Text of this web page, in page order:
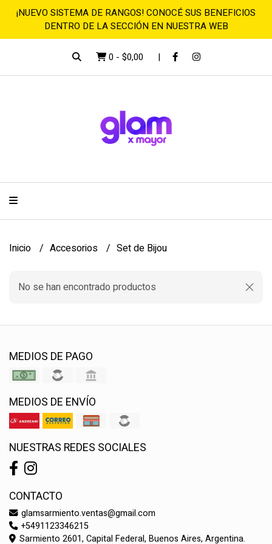
¡NUEVO SISTEMA DE RANGOS! CONOCÉ SUS BENEFICIOS
DENTRO DE LA SECCIÓN EN NUESTRA WEB
0 - $0,00
Inicio Accesorios Set de Bijou
No se han encontrado productos
MEDIOS DE PAGO
MEDIOS DE ENVÍO
NUESTRAS REDES SOCIALES
CONTACTO
glamsarmiento.ventas@gmail.com
+5491123346215
Sarmiento 2601, Capital Federal, Buenos Aires, Argentina.